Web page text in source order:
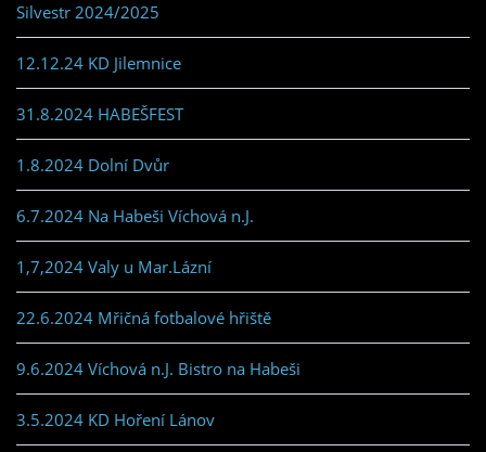
Silvestr 2024/2025
12.12.24 KD Jilemnice
31.8.2024 HABEŠFEST
1.8.2024 Dolní Dvůr
6.7.2024 Na Habeši Víchová n.J.
1,7,2024 Valy u Mar.Lázní
22.6.2024 Mřičná fotbalové hřiště
9.6.2024 Víchová n.J. Bistro na Habeši
3.5.2024 KD Hoření Lánov